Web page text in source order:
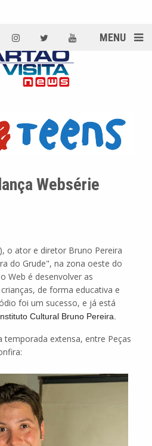
MENU
Websérie
o ator e diretor Bruno Pereira
do Grude", na zona oeste do
Web é desenvolver as
de forma educativa e
foi um sucesso, e já está
Cultural Bruno Pereira.
extensa, entre Peças